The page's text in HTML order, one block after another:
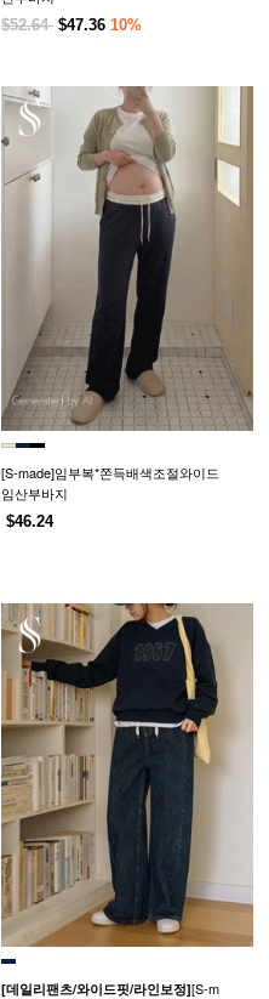
$52.64 $47.36 10%
[S-made]임부복*쫀득배색조절와이드
임산부바지
$46.24
[데일리팬츠/와이드핏/라인보정][S-m